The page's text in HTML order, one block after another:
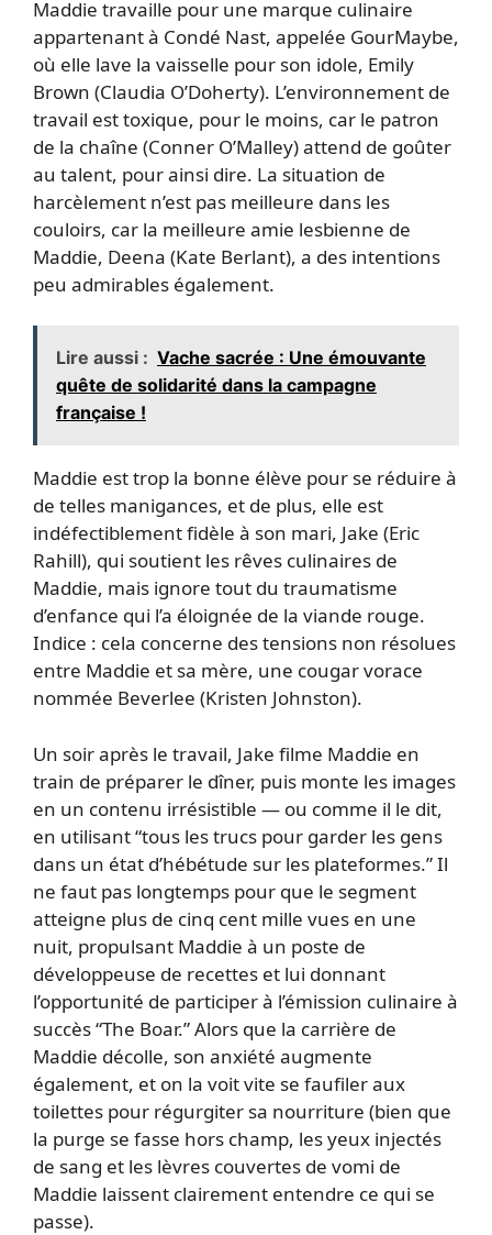
Maddie travaille pour une marque culinaire
appartenant à Condé Nast, appelée GourMaybe,
où elle lave la vaisselle pour son idole, Emily
Brown (Claudia O’Doherty). L’environnement de
travail est toxique, pour le moins, car le patron
de la chaîne (Conner O’Malley) attend de goûter
au talent, pour ainsi dire. La situation de
harcèlement n’est pas meilleure dans les
couloirs, car la meilleure amie lesbienne de
Maddie, Deena (Kate Berlant), a des intentions
peu admirables également.
Lire aussi : Vache sacrée : Une émouvante
quête de solidarité dans la campagne
française !
Maddie est trop la bonne élève pour se réduire à
de telles manigances, et de plus, elle est
indéfectiblement fidèle à son mari, Jake (Eric
Rahill), qui soutient les rêves culinaires de
Maddie, mais ignore tout du traumatisme
d’enfance qui l’a éloignée de la viande rouge.
Indice : cela concerne des tensions non résolues
entre Maddie et sa mère, une cougar vorace
nommée Beverlee (Kristen Johnston).
Un soir après le travail, Jake filme Maddie en
train de préparer le dîner, puis monte les images
en un contenu irrésistible — ou comme il le dit,
en utilisant “tous les trucs pour garder les gens
dans un état d’hébétude sur les plateformes.” Il
ne faut pas longtemps pour que le segment
atteigne plus de cinq cent mille vues en une
nuit, propulsant Maddie à un poste de
développeuse de recettes et lui donnant
l’opportunité de participer à l’émission culinaire à
succès “The Boar.” Alors que la carrière de
Maddie décolle, son anxiété augmente
également, et on la voit vite se faufiler aux
toilettes pour régurgiter sa nourriture (bien que
la purge se fasse hors champ, les yeux injectés
de sang et les lèvres couvertes de vomi de
Maddie laissent clairement entendre ce qui se
passe).